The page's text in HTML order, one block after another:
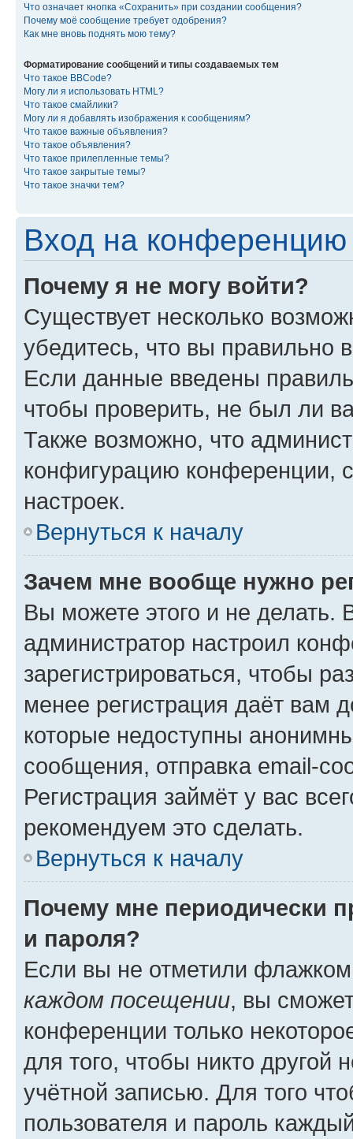
Что означает кнопка «Сохранить» при создании сообщения?
Почему моё сообщение требует одобрения?
Как мне вновь поднять мою тему?
Форматирование сообщений и типы создаваемых тем
Что такое BBCode?
Могу ли я использовать HTML?
Что такое смайлики?
Могу ли я добавлять изображения к сообщениям?
Что такое важные объявления?
Что такое объявления?
Что такое прилепленные темы?
Что такое закрытые темы?
Что такое значки тем?
Вход на конференцию
Почему я не могу войти?
Существует несколько
убедитесь, что вы правильно
Если данные введены
чтобы проверить, не был ли
Также возможно, что
конфигурацию конференции,
настроек.
Вернуться к началу
Зачем мне вообще нужно
Вы можете этого и не делать.
администратор настроил
зарегистрироваться, чтобы
менее регистрация даёт вам
которые недоступны
сообщения, отправка email-
Регистрация займёт у вас
рекомендуем это сделать.
Вернуться к началу
Почему мне периодически
и пароля?
Если вы не отметили
каждом посещении, вы
конференции только
для того, чтобы никто другой
учётной записью. Для того
пользователя и пароль